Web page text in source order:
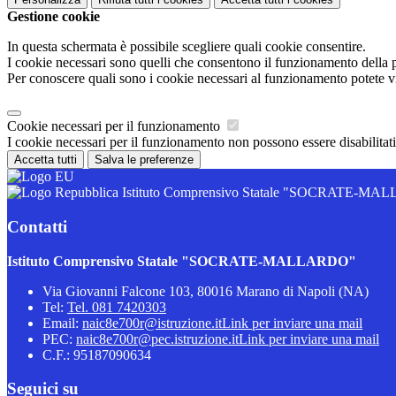
Gestione cookie
In questa schermata è possibile scegliere quali cookie consentire.
I cookie necessari sono quelli che consentono il funzionamento
Per conoscere quali sono i cookie necessari al funzionamento potete
Cookie necessari per il funzionamento
I cookie necessari per il funzionamento non possono essere
Accetta tutti Salva le preferenze
Istituto Comprensivo Statale "SOCRATE-
Contatti
Istituto Comprensivo Statale "SOCRATE-MALLARDO"
Via Giovanni Falcone 103, 80016 Marano di Napoli (NA)
Tel: Tel. 081 7420303
Email: naic8e700r@istruzione.itLink per inviare una mail
PEC: naic8e700r@pec.istruzione.itLink per inviare una mail
C.F.: 95187090634
Seguici su